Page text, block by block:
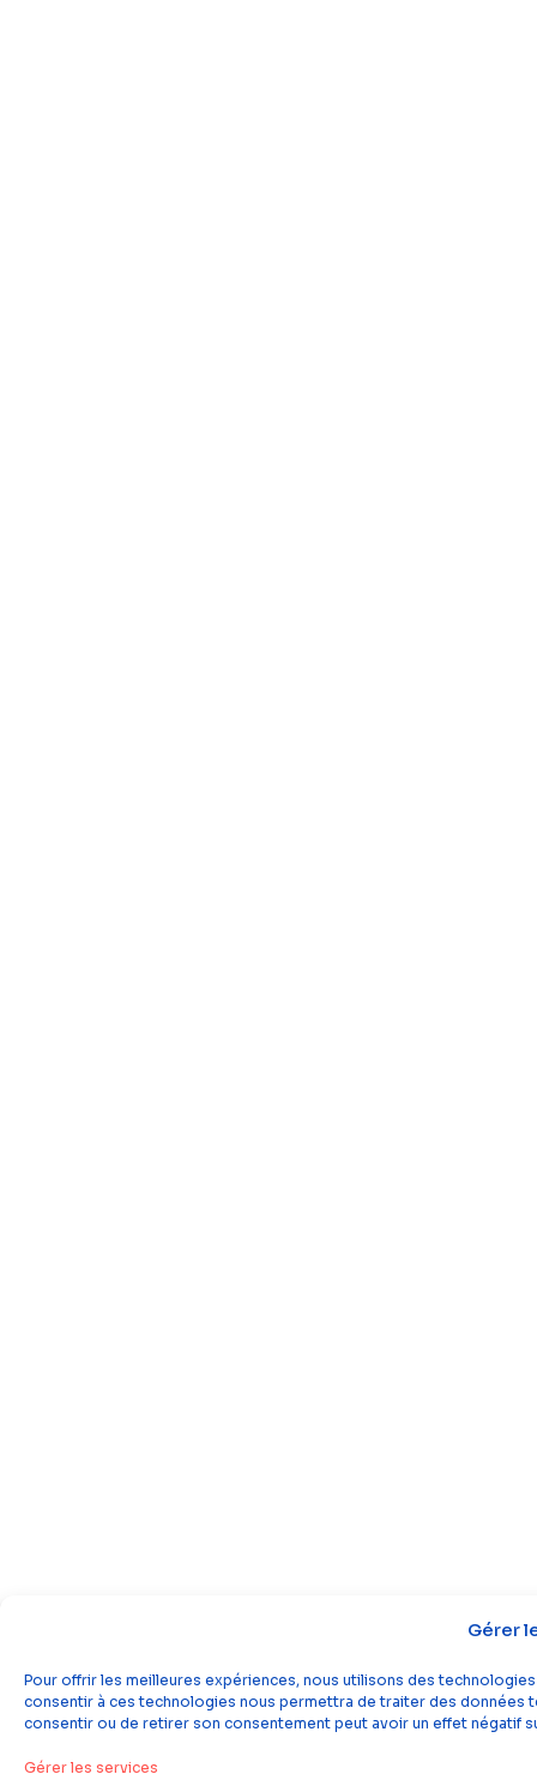
Gérer
Pour offrir les meilleures expériences, nous utilisons des
consentir à ces technologies nous permettra de traiter des données
consentir ou de retirer son consentement peut avoir un effet négatif
Gérer les services